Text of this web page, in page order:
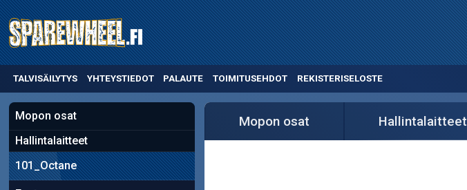
TALVISÄILYTYS YHTEYSTIEDOT PALAUTE TOIMITUSEHDOT REKISTERISELOSTE
Mopon osat
Hallintalaitteet
101_Octane
Mopon osat Hallintalaitteet